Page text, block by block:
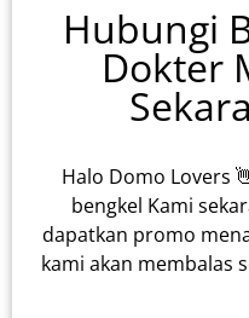
Hubungi
Dokter
Halo Domo Lovers
bengkel Kami
dapatkan promo
kami akan membalas